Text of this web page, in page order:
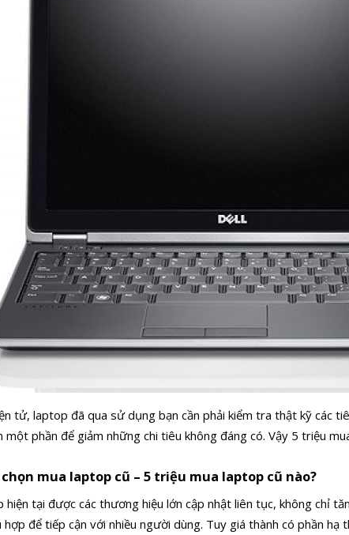
tử, laptop đã qua sử dụng bạn cần phải kiểm tra thật kỹ các
một phần để giảm những chi tiêu không đáng có. Vậy 5 triệu
mua laptop cũ – 5 triệu mua laptop cũ nào?
tại được các thương hiệu lớn cập nhật liên tục, không chỉ
hợp để tiếp cận với nhiều người dùng. Tuy giá thành có phần